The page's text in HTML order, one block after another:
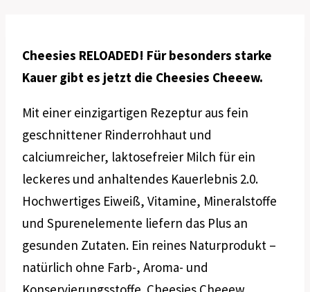
Cheesies RELOADED! Für besonders starke
Kauer gibt es jetzt die Cheesies Cheeew.
Mit einer einzigartigen Rezeptur aus fein
geschnittener Rinderrohhaut und
calciumreicher, laktosefreier Milch für ein
leckeres und anhaltendes Kauerlebnis 2.0.
Hochwertiges Eiweiß, Vitamine, Mineralstoffe
und Spurenelemente liefern das Plus an
gesunden Zutaten. Ein reines Naturprodukt –
natürlich ohne Farb-, Aroma- und